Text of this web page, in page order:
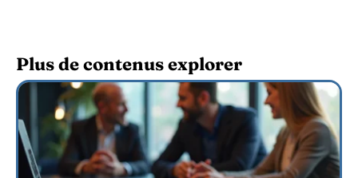
Plus de contenus explorer